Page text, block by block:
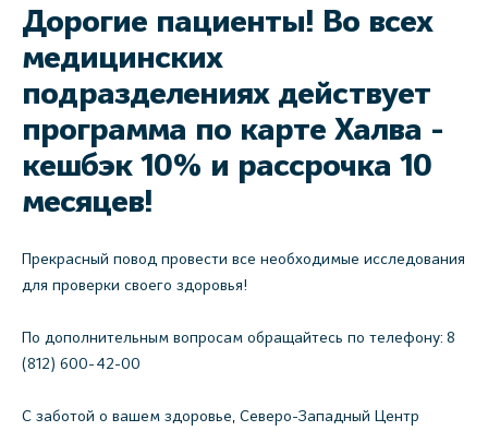
Дорогие пациенты! Во всех
медицинских
подразделениях действует
программа по карте Халва -
кешбэк 10% и рассрочка 10
месяцев!
Прекрасный повод провести все необходимые исследования
для проверки своего здоровья!
По дополнительным вопросам обращайтесь по телефону: 8
(812) 600-42-00
С заботой о вашем здоровье, Северо-Западный Центр